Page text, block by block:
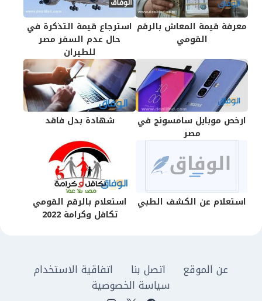
معرفة قيمة المعاش بالرقم
القومي
استرجاع قيمة التذكرة في
حال عدم السفر مصر
للطيران
ارخص موبايل سامسونج في
مصر
شهادة بدل فاقد
استعلام عن الكشف الطبي
استعلام بالرقم القومي
تكافل وكرامة 2022
عن الموقع اتصل بنا
اتفاقية الاستخدام
سياسة الخصوصية